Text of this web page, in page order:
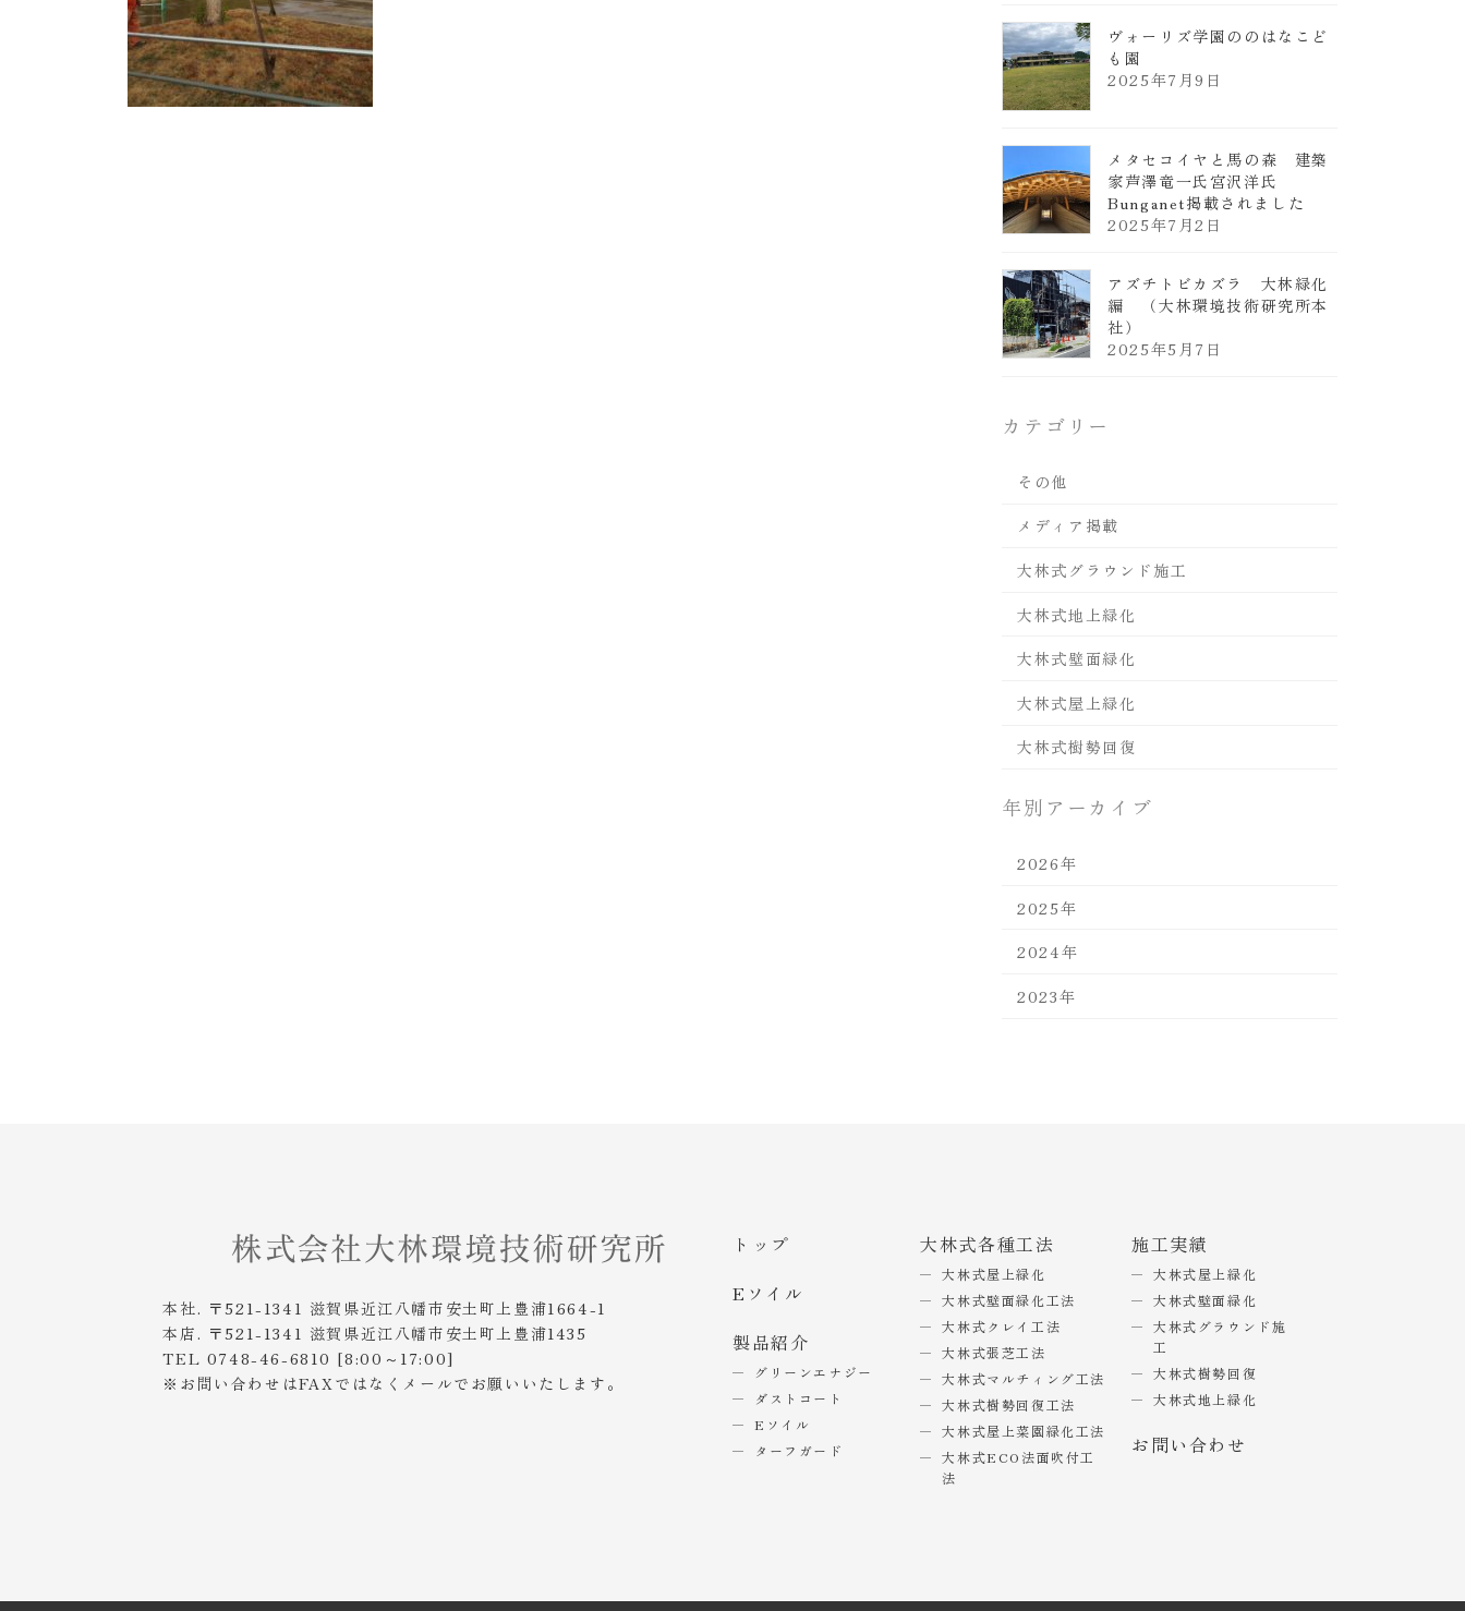
ヴォーリズ学園ののはなこど
も園
2025年7月9日
メタセコイヤと馬の森 建築
家芦澤竜一氏宮沢洋氏
Bunganet掲載されました
2025年7月2日
アズチトビカズラ 大林緑化
編 （大林環境技術研究所本
社）
2025年5月7日
カテゴリー
その他
メディア掲載
大林式グラウンド施工
大林式地上緑化
大林式壁面緑化
大林式屋上緑化
大林式樹勢回復
年別アーカイブ
2026年
2025年
2024年
2023年
本社. 〒521-1341 滋賀県近江八幡市安土町上豊浦1664-1
本店. 〒521-1341 滋賀県近江八幡市安土町上豊浦1435
TEL 0748-46-6810 [8:00～17:00]
※お問い合わせはFAXではなくメールでお願いいたします。
トップ
Eソイル
製品紹介
グリーンエナジー
ダストコート
Eソイル
ターフガード
大林式各種工法
大林式屋上緑化
大林式壁面緑化工法
大林式クレイ工法
大林式張芝工法
大林式マルチィング工法
大林式樹勢回復工法
大林式屋上菜園緑化工法
大林式ECO法面吹付工
法
施工実績
大林式屋上緑化
大林式壁面緑化
大林式グラウンド施
工
大林式樹勢回復
大林式地上緑化
お問い合わせ